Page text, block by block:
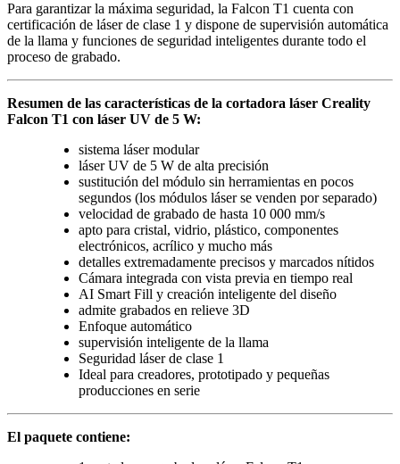
Para garantizar la máxima seguridad, la Falcon T1 cuenta con
certificación de láser de clase 1 y dispone de supervisión automática
de la llama y funciones de seguridad inteligentes durante todo el
proceso de grabado.
Resumen de las características de la cortadora láser Creality
Falcon T1 con láser UV de 5 W:
sistema láser modular
láser UV de 5 W de alta precisión
sustitución del módulo sin herramientas en pocos
segundos (los módulos láser se venden por separado)
velocidad de grabado de hasta 10 000 mm/s
apto para cristal, vidrio, plástico, componentes
electrónicos, acrílico y mucho más
detalles extremadamente precisos y marcados nítidos
Cámara integrada con vista previa en tiempo real
AI Smart Fill y creación inteligente del diseño
admite grabados en relieve 3D
Enfoque automático
supervisión inteligente de la llama
Seguridad láser de clase 1
Ideal para creadores, prototipado y pequeñas
producciones en serie
El paquete contiene: